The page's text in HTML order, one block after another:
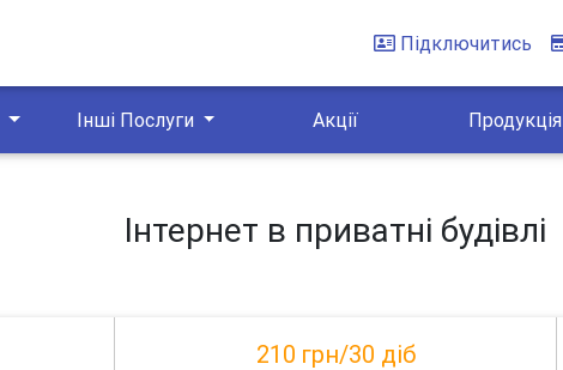
Підключитись
Інші Послуги Акції Продукція
Інтернет в приватні будівлі
210 грн/30 діб